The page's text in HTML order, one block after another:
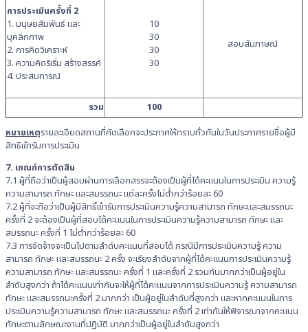
การประเมินครั้งที่ 2
1. มนุษยสัมพันธ์ และ
บุคลิกภาพ
2. การคิดวิเคราะห์
3. ความคิดริเริ่ม สร้างสรรค์
4. ประสบการณ์
10
30
30
30
สอบสัมภาษณ์
รวม
100
หมายเหตุรายละเอียดสถานที่คัดเลือกจะประกาศให้ทราบทั่วกันในวันประกาศรายชื่อผู้มี
สิทธิเข้ารับการประเมิน
7. เกณฑ์การตัดสิน
7.1 ผู้ที่ถือว่าเป็นผู้สอบผ่านการเลือกสรรจะต้องเป็นผู้ที่ได้คะแนนในการประเมิน ความรู้
ความสามารถ ทักษะ และสมรรถนะ แต่ละครั้งไม่ต่ำกว่าร้อยละ 60
7.2 ผู้ที่จะถือว่าเป็นผู้มีสิทธิ์เข้ารับการประเมินความรู้ความสามารถ ทักษะและสมรรถนะ
ครั้งที่ 2 จะต้องเป็นผู้ที่สอบได้คะแนนในการประเมินความรู้ความสามารถ ทักษะ และ
สมรรถนะ ครั้งที่ 1 ไม่ต่ำกว่าร้อยละ 60
7.3 การจัดจ้างจะเป็นไปตามลำดับคะแนนที่สอบได้ กรณีมีการประเมินความรู้ ความ
สามารถ ทักษะ และสมรรถนะ 2 ครั้ง จะเรียงลำดับจากผู้ที่ได้คะแนนการประเมินความรู้
ความสามารถ ทักษะ และสมรรถนะ ครั้งที่ 1 และครั้งที่ 2 รวมกันมากกว่าเป็นผู้อยู่ใน
ลำดับสูงกว่า ถ้าได้คะแนนเท่ากันจะให้ผู้ที่ได้คะแนนจากการประเมินความรู้ ความสามารถ
ทักษะ และสมรรถนะครั้งที่ 2 มากกว่า เป็นผู้อยู่ในลำดับที่สูงกว่า และหากคะแนนในการ
ประเมินความรู้ความสามารถ ทักษะ และสมรรถนะ ครั้งที่ 2 เท่ากันให้พิจารณาจากคะแนน
ทักษะตามลักษณะงานที่ปฏิบัติ มากกว่าเป็นผู้อยู่ในลำดับสูงกว่า